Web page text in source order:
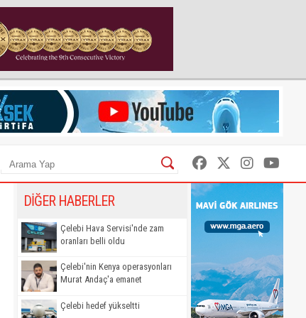
DİĞER HABERLER
Çelebi Hava Servisi'nde zam
oranları belli oldu
Çelebi'nin Kenya operasyonları
Murat Andaç'a emanet
Çelebi hedef yükseltti